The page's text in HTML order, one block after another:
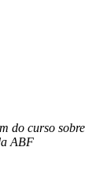
do curso sobre
ABF